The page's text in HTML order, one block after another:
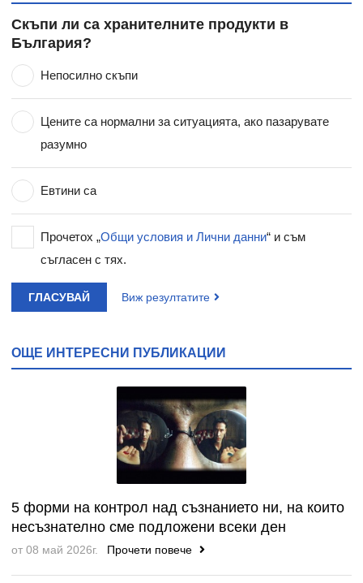
Скъпи ли са хранителните продукти в
България?
Непосилно скъпи
Цените са нормални за ситуацията, ако пазарувате
разумно
Евтини са
Прочетох „Общи условия и Лични данни“ и съм
съгласен с тях.
ГЛАСУВАЙ Виж резултатите
ОЩЕ ИНТЕРЕСНИ ПУБЛИКАЦИИ
5 форми на контрол над съзнанието ни, на които
несъзнателно сме подложени всеки ден
от 08 май 2026г. Прочети повече